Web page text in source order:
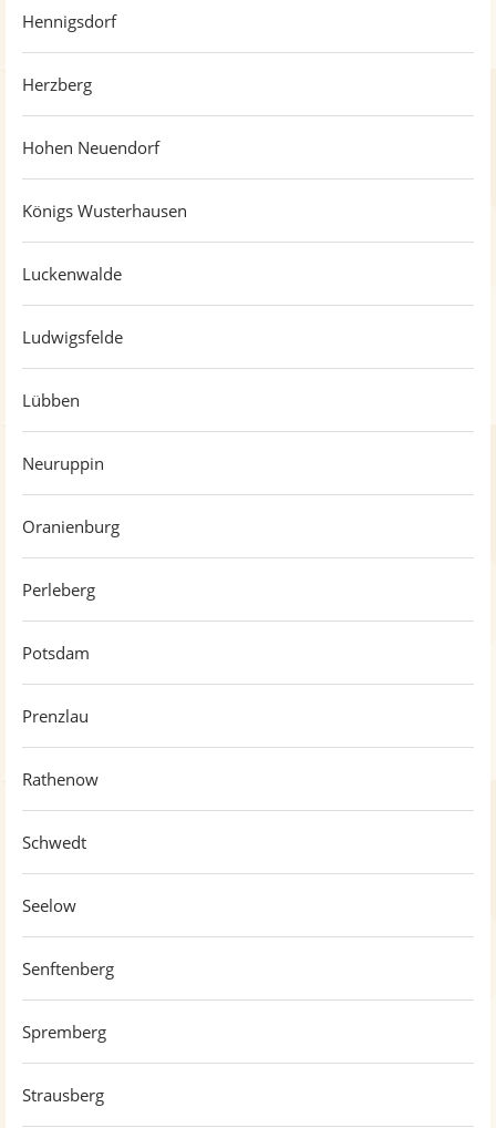
Hennigsdorf
Herzberg
Hohen Neuendorf
Königs Wusterhausen
Luckenwalde
Ludwigsfelde
Lübben
Neuruppin
Oranienburg
Perleberg
Potsdam
Prenzlau
Rathenow
Schwedt
Seelow
Senftenberg
Spremberg
Strausberg